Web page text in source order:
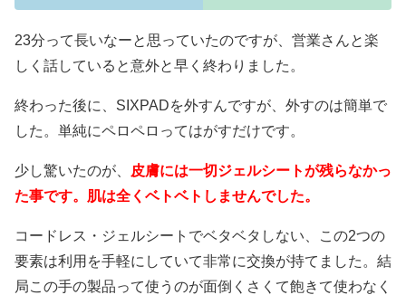
23分って長いなーと思っていたのですが、営業さんと楽
しく話していると意外と早く終わりました。
終わった後に、SIXPADを外すんですが、外すのは簡単で
した。単純にペロペロってはがすだけです。
少し驚いたのが、
皮膚には一切ジェルシートが残らなかっ
た事です。肌は全くベトベトしませんでした。
コードレス・ジェルシートでベタベタしない、この2つの
要素は利用を手軽にしていて非常に交換が持てました。結
局この手の製品って使うのが面倒くさくて飽きて使わなく